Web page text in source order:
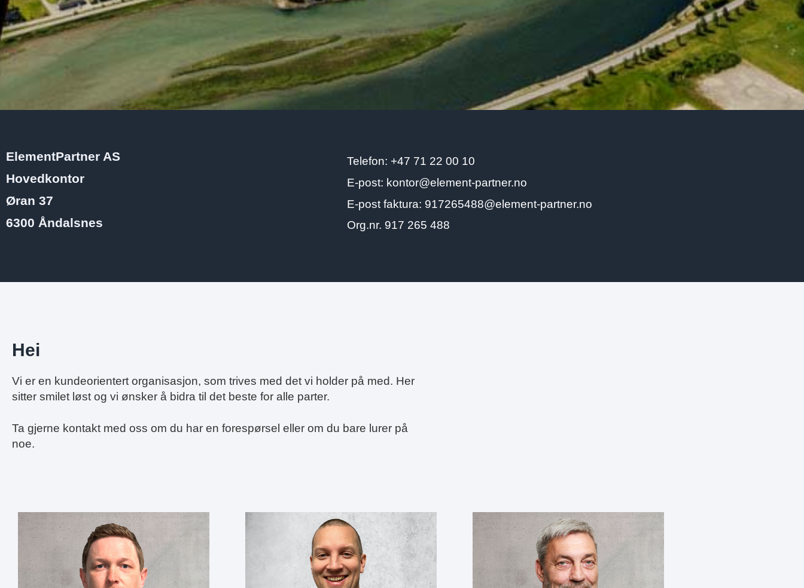
ElementPartner AS
Hovedkontor
Øran 37
6300 Åndalsnes
Telefon: +47 71 22 00 10
E-post: kontor@element-partner.no
E-post faktura: 917265488@element-partner.no
Org.nr. 917 265 488
Hei
Vi er en kundeorientert organisasjon, som trives med det vi holder på med. Her
sitter smilet løst og vi ønsker å bidra til det beste for alle parter.
Ta gjerne kontakt med oss om du har en forespørsel eller om du bare lurer på
noe.